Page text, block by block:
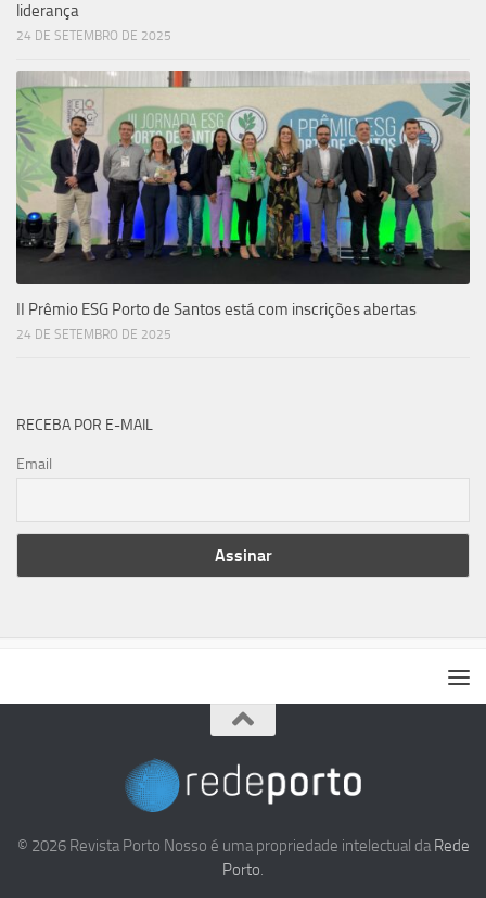
liderança
24 DE SETEMBRO DE 2025
II Prêmio ESG Porto de Santos está com inscrições abertas
24 DE SETEMBRO DE 2025
RECEBA POR E-MAIL
Email
© 2026 Revista Porto Nosso é uma propriedade intelectual daRede
Porto.